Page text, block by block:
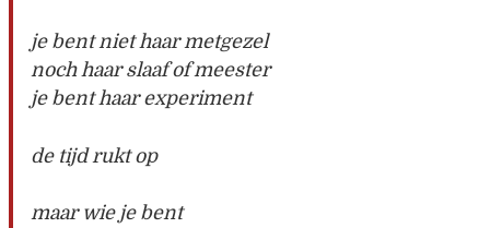
je bent niet haar metgezel
noch haar slaaf of meester
je bent haar experiment
de tijd rukt op
maar wie je bent